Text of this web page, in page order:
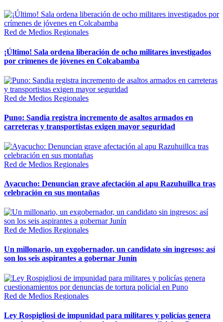
Red de Medios Regionales
¡Último! Sala ordena liberación de ocho militares investigados
por crímenes de jóvenes en Colcabamba
Red de Medios Regionales
Puno: Sandia registra incremento de asaltos armados en
carreteras y transportistas exigen mayor seguridad
Red de Medios Regionales
Ayacucho: Denuncian grave afectación al apu Razuhuillca tras
celebración en sus montañas
Red de Medios Regionales
Un millonario, un exgobernador, un candidato sin ingresos: así
son los seis aspirantes a gobernar Junín
Red de Medios Regionales
Ley Rospigliosi de impunidad para militares y policías genera